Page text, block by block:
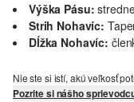
Výška Pásu:
Strih Nohavíc:
Dĺžka Nohavíc:
Nie ste si istí, akú veľkosť
Pozrite si nášho